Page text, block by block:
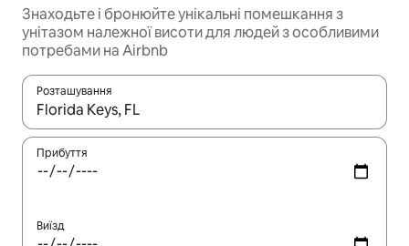
Знаходьте і бронюйте унікальні помешкання з
унітазом належної висоти для людей з особливими
потребами на Airbnb
Розташування
Отримавши результати пошуку, використовуйте для
Прибуття
Виїзд